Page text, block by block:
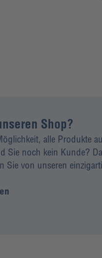
Shop?
alle Produkte
Sie noch kein Kunde?
Sie von unseren